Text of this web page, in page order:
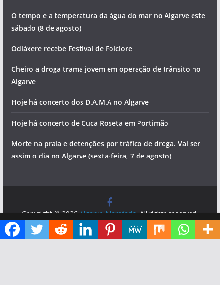
O tempo e a temperatura da água do mar no Algarve este
sábado (8 de agosto)
Odiáxere recebe Festival de Folclore
Cheiro a droga trama jovem em operação de trânsito no
Algarve
Hoje há concerto dos D.A.M.A no Algarve
Hoje há concerto de Cuca Roseta em Portimão
Morte na praia e detenções por tráfico de droga. Vai ser
assim o dia no Algarve (sexta-feira, 7 de agosto)
Copyright © 2026 Algarve Marafado . All rights reserved.
Theme:
ColorMag by ThemeGrill. Powered by WordPress
Diga ao Google que o Algarve Marafado é uma das suas fontes de informação preferidas